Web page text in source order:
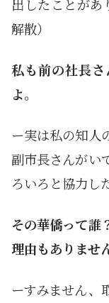
出したことが
解散）
私も前の社長
よ。
ー実は私の知人
副市長さんがい
ろいろと協力し
その華僑って
理由もありませ
ーすみません、